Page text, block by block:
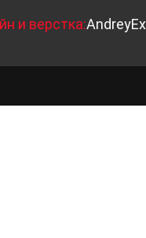
и верстка:AndreyEx